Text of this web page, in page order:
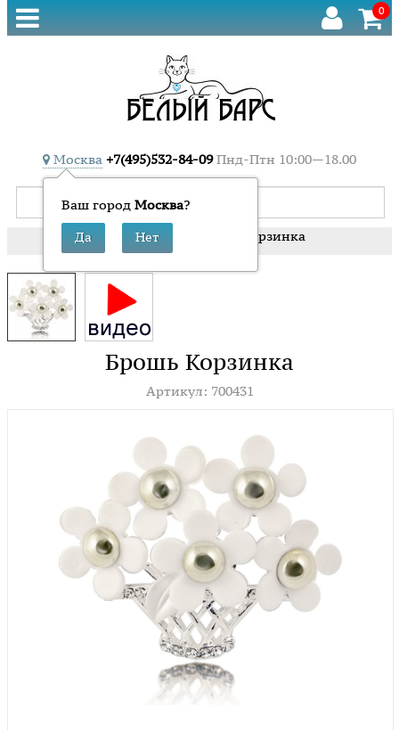
0
Москва
Ваш город Москва?
+7(495)532-84-09 Пнд-Птн 10:00—18.00
»Броши Брошь Корзинка
Брошь Корзинка
Артикул: 700431